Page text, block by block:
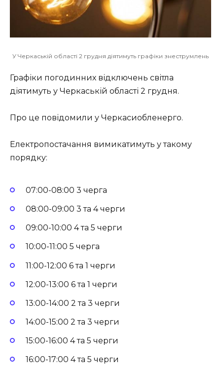
У Черкаській області 2 грудня діятимуть графіки знеструмлень
Графіки погодинних відключень світла
діятимуть у Черкаській області 2 грудня.
Про це повідомили у Черкасиобленерго.
Електропостачання вимикатимуть у такому
порядку:
07:00-08:00 3 черга
08:00-09:00 3 та 4 черги
09:00-10:00 4 та 5 черги
10:00-11:00 5 черга
11:00-12:00 6 та 1 черги
12:00-13:00 6 та 1 черги
13:00-14:00 2 та 3 черги
14:00-15:00 2 та 3 черги
15:00-16:00 4 та 5 черги
16:00-17:00 4 та 5 черги